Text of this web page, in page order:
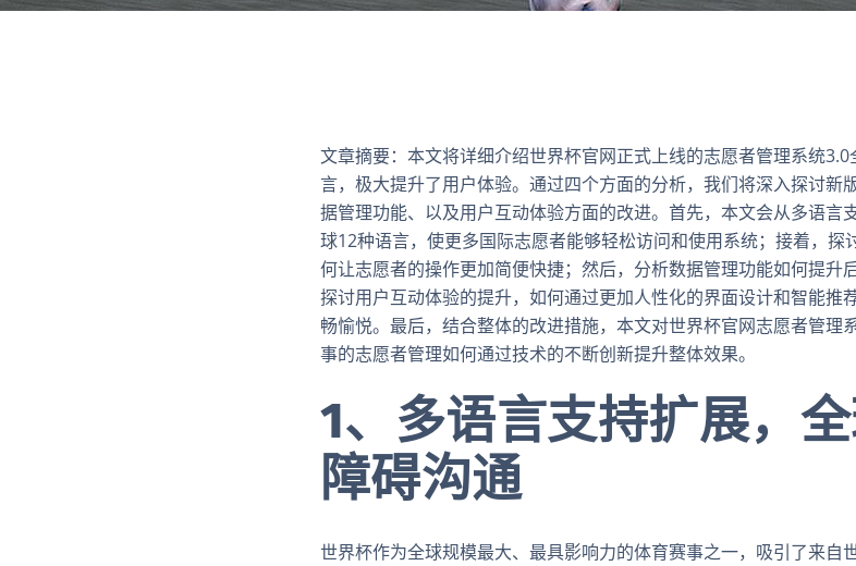
文章摘要：本文将详细介绍世界杯官网正式上线的志愿者管理系统
言，极大提升了用户体验。通过四个方面的分析，我们将深入探讨新
据管理功能、以及用户互动体验方面的改进。首先，本文会从多语言
球12种语言，使更多国际志愿者能够轻松访问和使用系统；接着，探
何让志愿者的操作更加简便快捷；然后，分析数据管理功能如何提升
探讨用户互动体验的提升，如何通过更加人性化的界面设计和智能推
畅愉悦。最后，结合整体的改进措施，本文对世界杯官网志愿者管理
事的志愿者管理如何通过技术的不断创新提升整体效果。
1、多语言支持扩展，
障碍沟通
世界杯作为全球规模最大、最具影响力的体育赛事之一，吸引了来自